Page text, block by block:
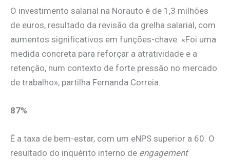
O investimento salarial na Norauto é de 1,3 milhões
de euros, resultado da revisão da grelha salarial, com
aumentos significativos em funções-chave. «Foi uma
medida concreta para reforçar a atratividade e a
retenção, num contexto de forte pressão no mercado
de trabalho», partilha Fernanda Correia.
87%
É a taxa de bem-estar, com um eNPS superior a 60. O
resultado do inquérito interno de engagement